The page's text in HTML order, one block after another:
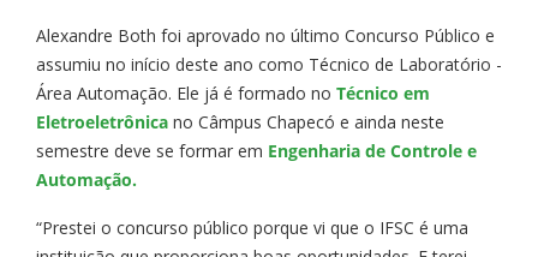
Alexandre Both foi aprovado no último Concurso Público e
assumiu no início deste ano como Técnico de Laboratório -
Área Automação. Ele já é formado no Técnico em
Eletroeletrônica no Câmpus Chapecó e ainda neste
semestre deve se formar em Engenharia de Controle e
Automação.
“Prestei o concurso público porque vi que o IFSC é uma